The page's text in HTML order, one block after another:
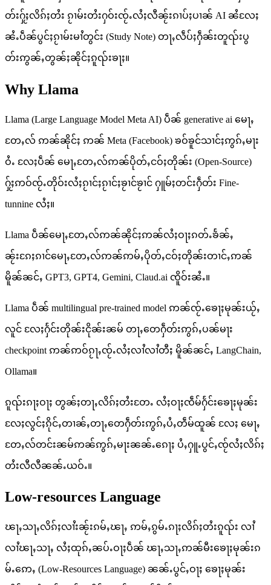
တ်းႁႂ်ႈလိၵ်ႈတႆး ၵႂၢမ်းတႆးႁဝ်းၸႂ်ႉလႆႈလီၼႂ်းၵၢပ်ႈပၢၼ် AI ၼႆလႄႈ
ၼႆႉပဵၼ်ပွင်ႈၵႂၢမ်းမၢႆတွင်း (Study Note) တႃႇလဵပ်ႈႁဵၼ်းတူၺ်းပွ
တ်းဢွၼ်ႇတွၼ်ႈၼိုင်ႈၵူၺ်းၶႃႈ။
Why Llama
Llama (Large Language Model Meta AI) ပဵၼ် generative ai မေႃႇ
တႄႇလ် ဢၼ်ၼိုင်ႈ ဢၼ် Meta (Facebook) ၶဝ်ၶူင်သၢင်ႈဢွၵ်ႇမႃး
ဝႆႉ လႄႈပဵၼ် မေႃႇတႄႇလ်ဢၼ်ပိုတ်ႇငဝ်ႈတိုၼ်း (Open-Source)
ႁႂ်ႈဢဝ်ၸႂ်ႉတိုဝ်းလႆႈၵႂၢင်ႈၵႂၢင်ႈၶႂၢင်ၶႂၢင် ႁူမ်ႈတင်းႁဵတ်း Fine-
tunnine လႆႈ။
Llama ပဵၼ်မေႃႇတႄႇလ်ဢၼ်ၼိုင်ႈဢၼ်လႆႈဝႃႈၵတ်ႉၶႅၼ်ႇ
ၼႂ်းၵႄႈၵၢင်မေႃႇတႄႇလ်ဢၼ်ဢမ်ႇပိုတ်ႇငဝ်ႈတိုၼ်းတၢင်ႇဢၼ်
မိူၼ်ၼင်ႇ GPT3, GPT4, Gemini, Claud.ai ၸိူဝ်းၼႆႉ။
Llama ပဵၼ် multilingual pre-trained model ဢၼ်ၸႂ်ႉၶေႃႈမုၼ်းယႂ်ႇ
လူင် လႄႈႁႅင်းတိုၼ်းငိုၼ်းၼမ် တႃႇတေႁဵတ်းဢွၵ်ႇပၼ်မႃး
checkpoint ဢၼ်ဢဝ်ၵႂႃႇၸႂ်ႉလႆႈလၢႆလၢႆတီႈ မိူၼ်ၼင်ႇ LangChain,
Ollama။
ၵူၺ်းၵႃႈဝႃႈ တွၼ်ႈတႃႇလိၵ်ႈတႆးတႄႉ လႆႈဝႃႈၸဵမ်ႁႅင်းၶေႃႈမုၼ်း
လႄႈလွင်ႈၵိုင်ႇတၢၼ်ႇတႃႇတေႁဵတ်းဢွၵ်ႇပႆႇတဵမ်ထူၼ် လႄႈ မေႃႇ
တႄႇလ်တင်းၼမ်ဢၼ်ဢွၵ်ႇမႃးၼၼ်ႉၵေႃႈ ပႆႇႁူႉပွင်ႇၸႂ်လႆႈလိၵ်ႈ
တႆးလီလီၼၼ်ႉယဝ်ႉ။
Low-resources Language
ၽႃႇသႃႇလိၵ်ႈလၢႆးၼႂ်းၵမ်ႇၽႃႇ ဢမ်ႇၵွမ်ႉၵႃႈလိၵ်ႈတႆးၵူၺ်း လၢႆ
လၢႆၽႃႇသႃႇ လႆႈထုၵ်ႇၼပ်ႉဝႃႈပဵၼ် ၽႃႇသႃႇဢၼ်မီးၶေႃႈမုၼ်းၵ
မ်ႉဢေႇ (Low-Resources Language) ၼၼ်ႉပွင်ႇဝႃႈ ၶေႃႈမုၼ်း